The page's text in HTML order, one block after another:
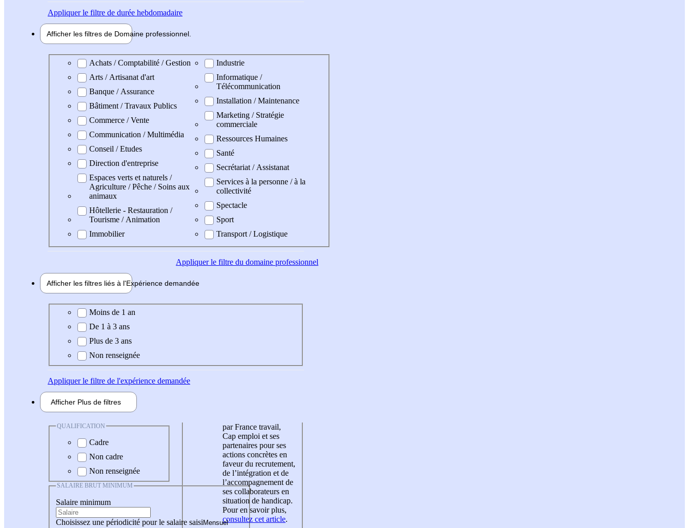
Appliquerle filtre de durée hebdomadaire
Afficher les filtres de Domaine professionnel
Domaine professionel
Achats / Comptabilité / Gestion
Arts / Artisanat d'art
Banque / Assurance
Bâtiment / Travaux Publics
Commerce / Vente
Communication / Multimédia
Conseil / Etudes
Direction d'entreprise
Espaces verts et naturels /
Agriculture / Pêche / Soins aux
animaux
Hôtellerie - Restauration /
Tourisme / Animation
Immobilier
Industrie
Informatique /
Télécommunication
Installation / Maintenance
Marketing / Stratégie
commerciale
Ressources Humaines
Santé
Secrétariat / Assistanat
Services à la personne / à la
collectivité
Spectacle
Sport
Transport / Logistique
Appliquerle filtre du domaine professionnel
Afficher les filtres liés à l'Expérience demandée
Expérience demandée
Moins de 1 an
De 1 à 3 ans
Plus de 3 ans
Non renseignée
Appliquerle filtre de l'expérience demandée
Afficher Plus de filtres
QUALIFICATION
Cadre
Non cadre
Non renseignée
SALAIRE BRUT MINIMUM
Salaire minimum
Choisissez une périodicité pour le salaire saisi
par France travail,
Cap emploi et ses
partenaires pour ses
actions concrètes en
faveur du recrutement,
de l’intégration et de
l’accompagnement de
ses collaborateurs en
situation de handicap.
Pour en savoir plus,
consultez cet article.